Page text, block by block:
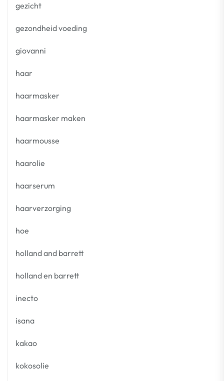
gezicht
gezondheid voeding
giovanni
haar
haarmasker
haarmasker maken
haarmousse
haarolie
haarserum
haarverzorging
hoe
holland and barrett
holland en barrett
inecto
isana
kakao
kokosolie